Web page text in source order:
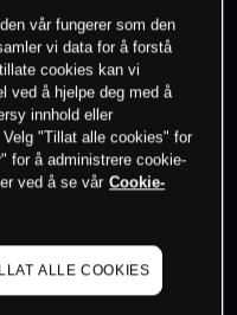
instrumentet
see latest market data
vår fungerer som den
vi data for å forstå
cookies kan vi
ved å hjelpe deg med å
innhold eller
"Tillat alle cookies" for
for å administrere cookie-
ved å se vår Cookie-
ALLE COOKIES